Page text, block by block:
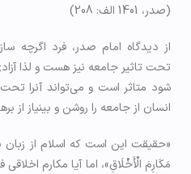
(صدر، 1401 الف: 208)
از دیدگاه امام صدر، فرد اگرچه
تحت تاثیر جامعه نیز هست و لذا
شود متاثر است و می‌­تواند آن­را
انسان از جامعه را روشن و بی­نیاز از
«حقیقت این است که اسلام از زبان
مَکَارِمَ الْأَخْلَاقِ»، اما آیا مکارم